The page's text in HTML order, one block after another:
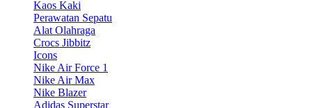
Kaos Kaki
Perawatan Sepatu
Alat Olahraga
Crocs Jibbitz
Icons
Nike Air Force 1
Nike Air Max
Nike Blazer
Adidas Superstar